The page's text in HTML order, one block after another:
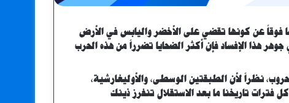
فوقاً عن كونها تقضي على الأخضر واليابس في الأرض
جوهر هذا الإفساد فإن أكثر الضحايا تضرراً من هذه الحرب
نظراً لأن الطبقتين الوسطى، والأوليغارشية،
فترات تاريخنا ما بعد الاستقلال تنفرز ذينك